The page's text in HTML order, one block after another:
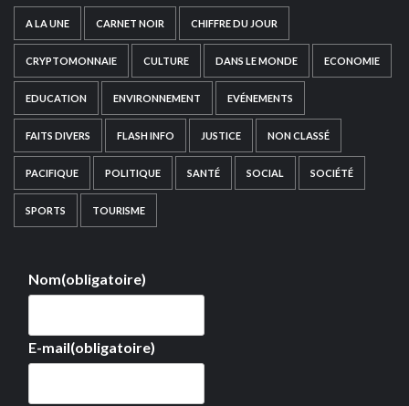
A LA UNE CARNET NOIR CHIFFRE DU JOUR
CRYPTOMONNAIE CULTURE DANS LE MONDE ECONOMIE
EDUCATION ENVIRONNEMENT EVÉNEMENTS
FAITS DIVERS FLASH INFO JUSTICE NON CLASSÉ
PACIFIQUE POLITIQUE SANTÉ SOCIAL SOCIÉTÉ
SPORTS TOURISME
Nom(obligatoire)
E-mail(obligatoire)